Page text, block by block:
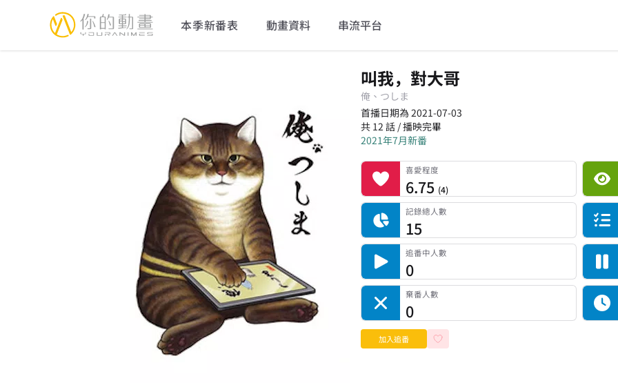
YourAnimes 你的動畫 本季新番表 動畫資料 串流平台
叫我，對大哥
俺、つしま
首播日期為 2021-07-03
共 12 話 / 播映完畢
2021年7月新番
喜愛程度 喜愛程度
6.75 (4)
平台累積觀看次數
記錄總人數
記錄總人數
15
完食人數
追番中人數
追番中人數
0
一時中斷人數
棄番人數
棄番人數
0
計劃觀看人數
加入追番